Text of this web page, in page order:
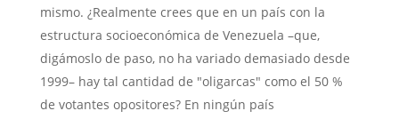
mismo. ¿Realmente crees que en un país con la
estructura socioeconómica de Venezuela –que,
digámoslo de paso, no ha variado demasiado desde
1999– hay tal cantidad de "oligarcas" como el 50 %
de votantes opositores? En ningún país